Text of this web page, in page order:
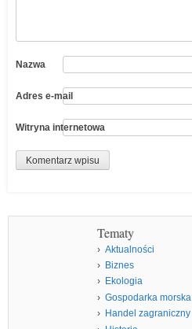
Nazwa
Adres e-mail
Witryna internetowa
Tematy
Aktualności
Biznes
Ekologia
Gospodarka morska
Handel zagraniczny